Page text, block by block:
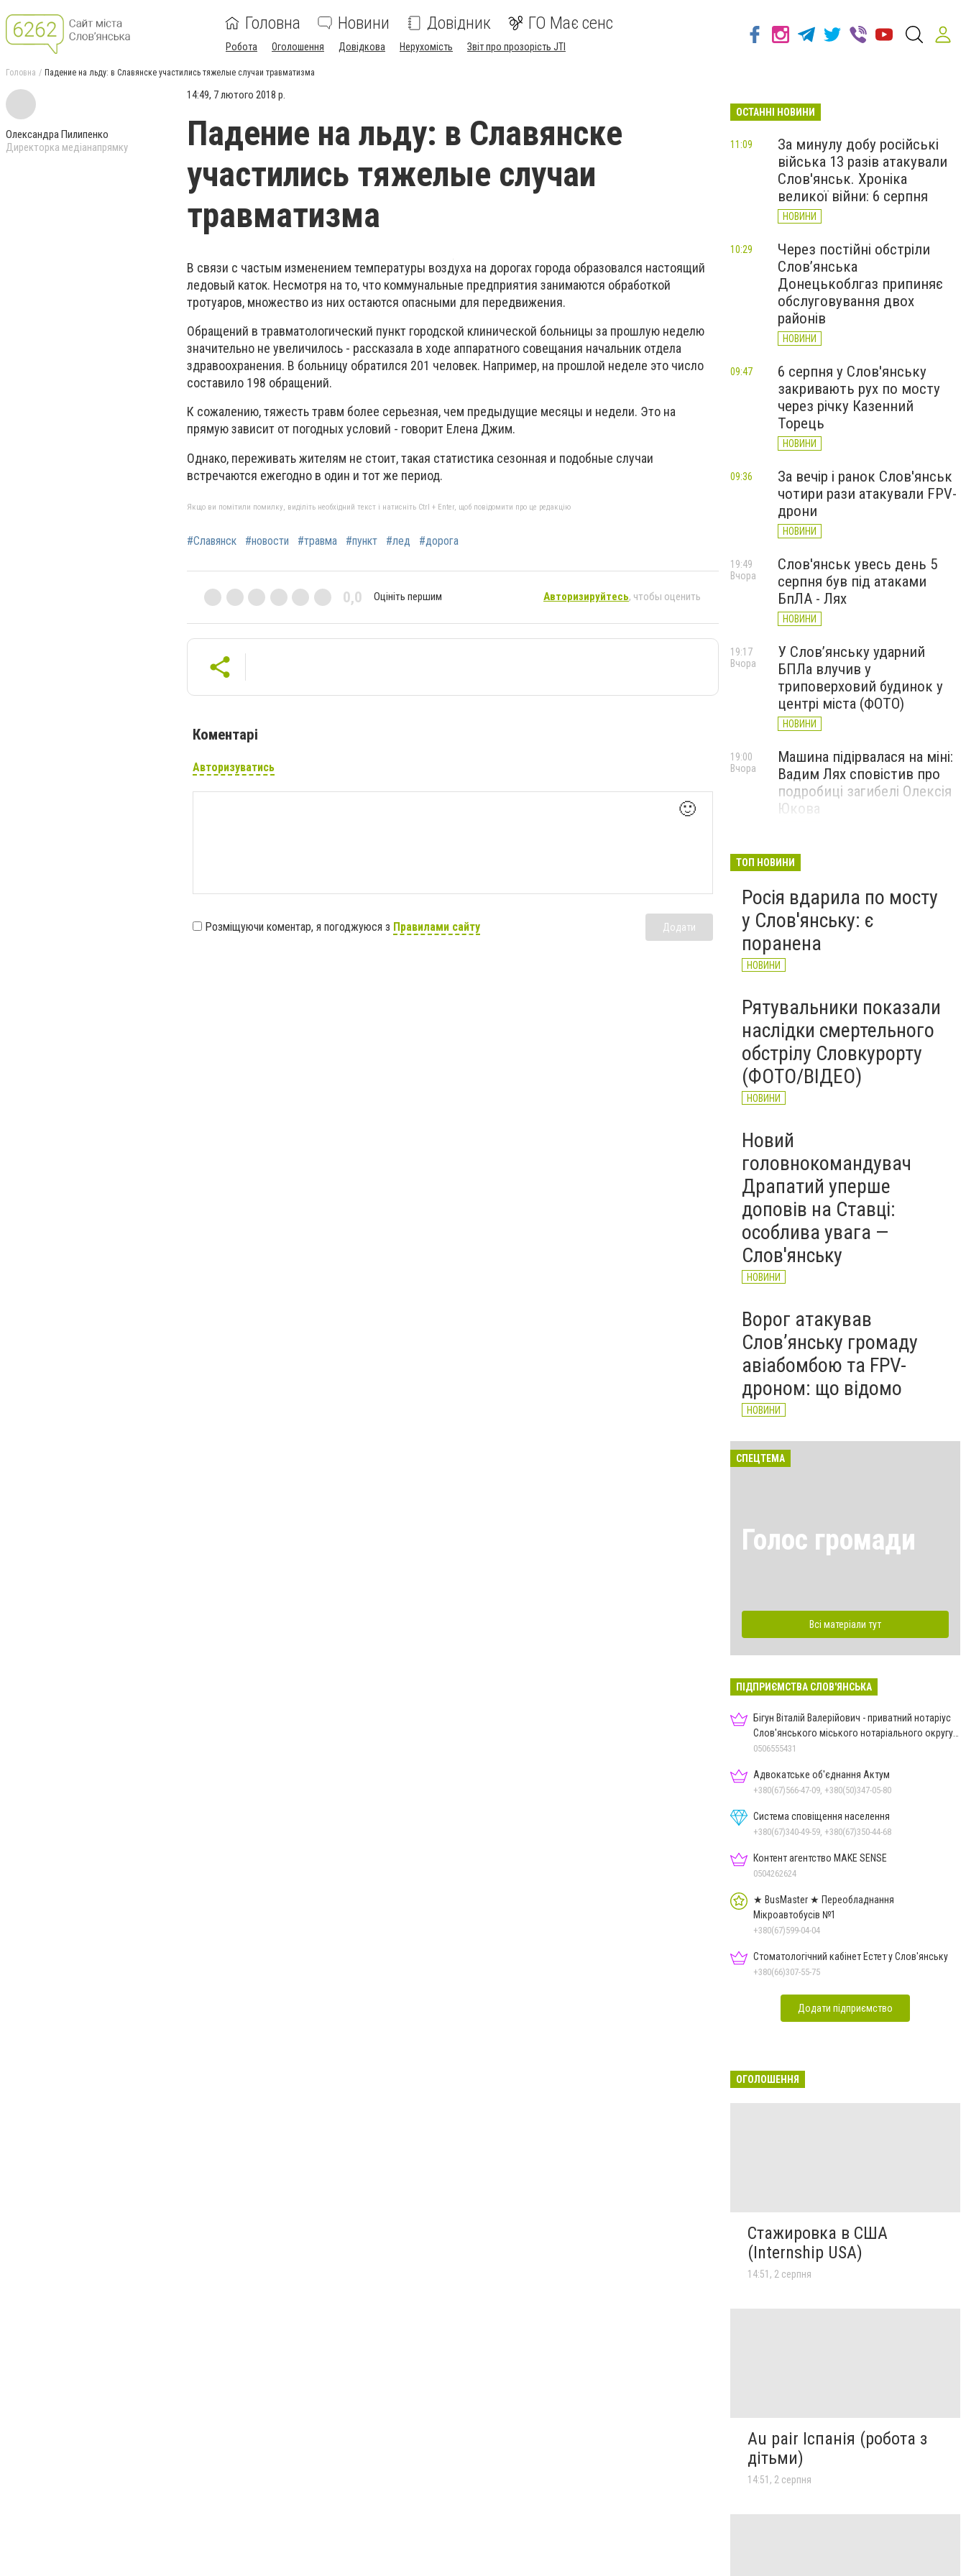
Головна Новини Довідник ГО Має сенс
Робота Оголошення Довідкова Нерухомість Звіт про прозорість JTI
Головна Падение на льду: в Славянске участились тяжелые случаи травматизма
Олександра Пилипенко
Директорка медіанапрямку
14:49, 7 лютого 2018 р.
Падение на льду: в Славянске
участились тяжелые случаи
травматизма
В связи с частым изменением температуры воздуха на дорогах города образовался настоящий
ледовый каток. Несмотря на то, что коммунальные предприятия занимаются обработкой
тротуаров, множество из них остаются опасными для передвижения.
Обращений в травматологический пункт городской клинической больницы за прошлую неделю
значительно не увеличилось - рассказала в ходе аппаратного совещания начальник отдела
здравоохранения. В больницу обратился 201 человек. Например, на прошлой неделе это число
составило 198 обращений.
К сожалению, тяжесть травм более серьезная, чем предыдущие месяцы и недели. Это на
прямую зависит от погодных условий - говорит Елена Джим.
Однако, переживать жителям не стоит, такая статистика сезонная и подобные случаи
встречаются ежегодно в один и тот же период.
Якщо ви помітили помилку, виділіть необхідний текст і натисніть Ctrl + Enter, щоб повідомити про це редакцію
#Славянск #новости #травма #пункт #лед #дорога
0,0 Оцініть першим Авторизируйтесь, чтобы оценить
Коментарі
Авторизуватись
🙂
Розміщуючи коментар, я погоджуюся з Правилами сайту Додати
ОСТАННІ НОВИНИ
За минулу добу російські
війська 13 разів атакували
Слов'янськ. Хроніка
великої війни: 6 серпня
НОВИНИ
11:09
Через постійні обстріли
Слов’янська
Донецькоблгаз припиняє
обслуговування двох
районів
НОВИНИ
10:29
6 серпня у Слов'янську
закривають рух по мосту
через річку Казенний
Торець
НОВИНИ
09:47
За вечір і ранок Слов'янськ
чотири рази атакували FPV-
дрони
НОВИНИ
09:36
Слов'янськ увесь день 5
серпня був під атаками
БпЛА - Лях
НОВИНИ
19:49
Вчора
У Слов’янську ударний
БПЛа влучив у
триповерховий будинок у
центрі міста (ФОТО)
НОВИНИ
19:17
Вчора
Машина підірвалася на міні:
Вадим Лях сповістив про
подробиці загибелі Олексія
Юкова
19:00
Вчора
У Слов'янську і
водопостачання: що
сталося
17:40
Вчора
ТОП НОВИНИ
Росія вдарила по мосту
у Слов'янську: є
поранена
НОВИНИ
Рятувальники показали
наслідки смертельного
обстрілу Словкурорту
(ФОТО/ВІДЕО)
НОВИНИ
Новий
головнокомандувач
Драпатий уперше
доповів на Ставці:
особлива увага —
Слов'янську
НОВИНИ
Ворог атакував
Слов’янську громаду
авіабомбою та FPV-
дроном: що відомо
НОВИНИ
СПЕЦТЕМА
Голос громади
Всі матеріали тут
ПІДПРИЄМСТВА СЛОВ'ЯНСЬКА
Бігун Віталій Валерійович - приватний нотаріус
Слов'янського міського нотаріального округу
Дон.обл.
0506555431
Адвокатське об'єднання Актум
+380(67)566-47-09, +380(50)347-05-80
Система сповіщення населення
+380(67)340-49-59, +380(67)350-44-68
Контент агентство MAKE SENSE
0504262624
★ BusMaster ★ Переобладнання
Мікроавтобусів №1
+380(67)599-04-04
Стоматологічний кабінет Естет у Слов'янську
+380(66)307-55-75
Додати підприємство
ОГОЛОШЕННЯ
Стажировка в США
(Internship USA)
14:51, 2 серпня
Au pair Іспанія (робота з
дітьми)
14:51, 2 серпня